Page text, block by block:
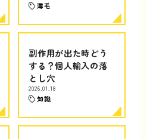
薄毛
副作用が出た時どう
する？個人輸入の落
とし穴
2026.01.18
知識